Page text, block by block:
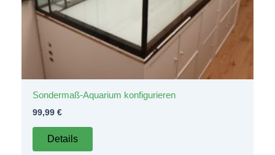
Sondermaß-Aquarium konfigurieren
99,99 €
Details